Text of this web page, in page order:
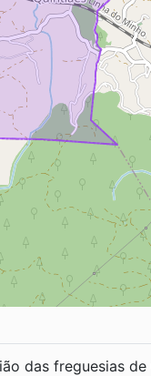
das freguesias